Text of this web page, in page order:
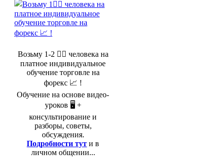
Возьму 1-2 🤵‍♂️ человека на
платное индивидуальное
обучение торговле на
форекс 📈 !
Обучение на основе видео-
уроков 🖥️ +
консультирование и
разборы, советы,
обсуждения.
Подробности тут и в
личном общении...